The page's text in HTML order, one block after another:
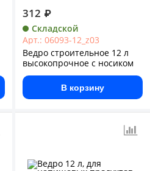
312 ₽
Складской
Арт.: 06093-12_z03
Ведро строительное 12 л
высокопрочное с носиком
В корзину